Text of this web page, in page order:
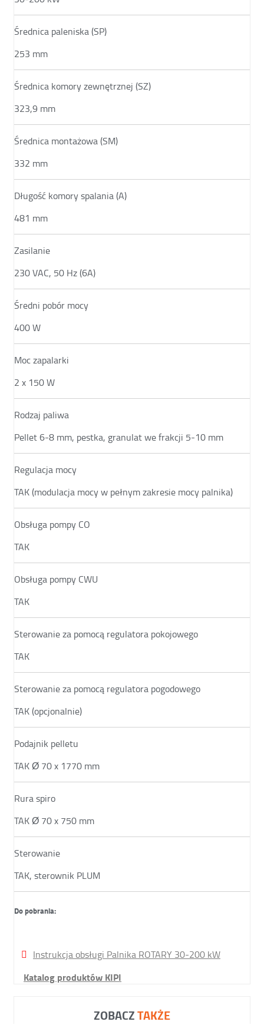
Średnica paleniska (SP)
253 mm
Średnica komory zewnętrznej (SZ)
323,9 mm
Średnica montażowa (SM)
332 mm
Długość komory spalania (A)
481 mm
Zasilanie
230 VAC, 50 Hz (6A)
Średni pobór mocy
400 W
Moc zapalarki
2 x 150 W
Rodzaj paliwa
Pellet 6-8 mm, pestka, granulat we frakcji 5-10 mm
Regulacja mocy
TAK (modulacja mocy w pełnym zakresie mocy palnika)
Obsługa pompy CO
TAK
Obsługa pompy CWU
TAK
Sterowanie za pomocą regulatora pokojowego
TAK
Sterowanie za pomocą regulatora pogodowego
TAK (opcjonalnie)
Podajnik pelletu
TAK Ø 70 x 1770 mm
Rura spiro
TAK Ø 70 x 750 mm
Sterowanie
TAK, sterownik PLUM
Do pobrania:
Instrukcja obsługi Palnika ROTARY 30-200 kW
Katalog produktów KIPI
ZOBACZTAKŻE